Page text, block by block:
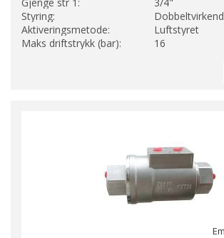
Styring:
Aktiveringsmetode:
Luftstyret
Maks driftstrykk (bar):
16